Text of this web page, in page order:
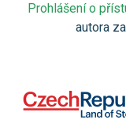
Prohlášení o
autora